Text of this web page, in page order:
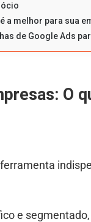
a melhor para sua
de Google Ads
O
e